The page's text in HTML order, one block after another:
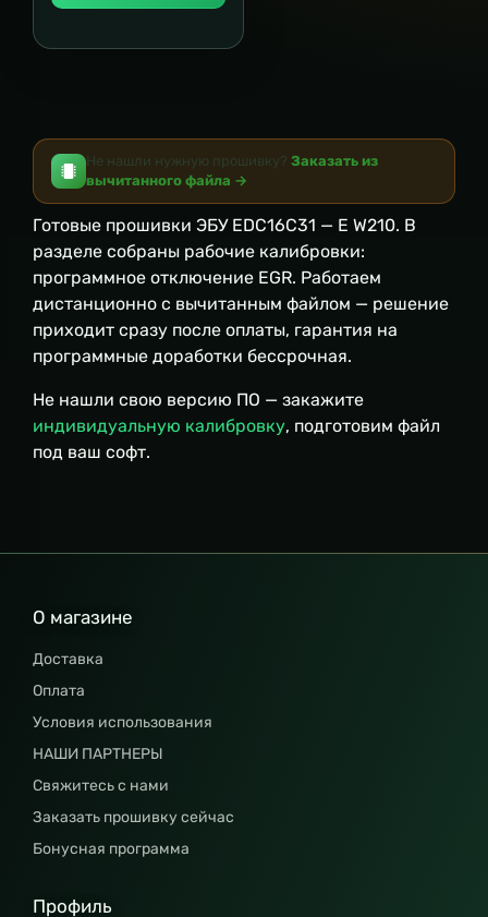
Не нашли нужную прошивку? Заказать из
вычитанного файла →
Готовые прошивки ЭБУ EDC16C31 — E W210. В
разделе собраны рабочие калибровки:
программное отключение EGR. Работаем
дистанционно с вычитанным файлом — решение
приходит сразу после оплаты, гарантия на
программные доработки бессрочная.
Не нашли свою версию ПО — закажите
индивидуальную калибровку, подготовим файл
под ваш софт.
О магазине
Доставка
Оплата
Условия использования
НАШИ ПАРТНЕРЫ
Свяжитесь с нами
Заказать прошивку сейчас
Бонусная программа
Профиль